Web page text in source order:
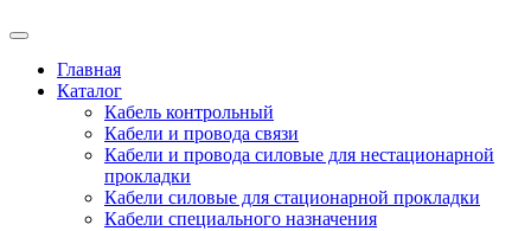
Главная
Каталог
Кабель контрольный
Кабели и провода связи
Кабели и провода силовые для нестационарной
прокладки
Кабели силовые для стационарной прокладки
Кабели специального назначения